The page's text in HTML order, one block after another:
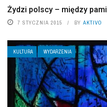
Żydzi polscy – między
7 STYCZNIA 2015 BY AKTIVO
KULTURA WYDARZENIA